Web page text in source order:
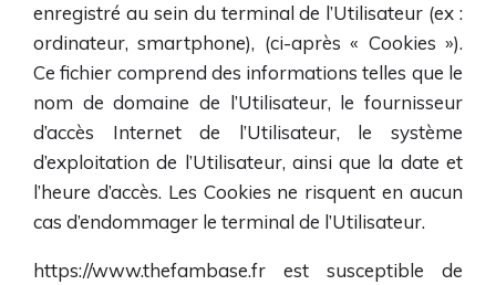
enregistré au sein du terminal de l’Utilisateur (ex :
ordinateur, smartphone), (ci-après « Cookies »).
Ce fichier comprend des informations telles que le
nom de domaine de l’Utilisateur, le fournisseur
d’accès Internet de l’Utilisateur, le système
d’exploitation de l’Utilisateur, ainsi que la date et
l’heure d’accès. Les Cookies ne risquent en aucun
cas d’endommager le terminal de l’Utilisateur.
https://www.thefambase.fr est susceptible de